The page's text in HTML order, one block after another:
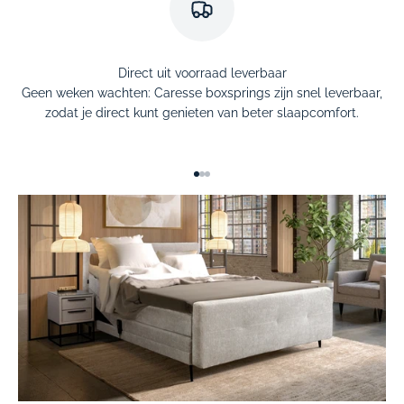
Direct uit voorraad leverbaar
Geen weken wachten: Caresse boxsprings zijn snel leverbaar,
zodat je direct kunt genieten van beter slaapcomfort.